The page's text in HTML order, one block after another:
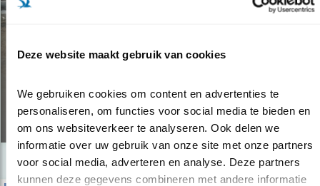
Deze website maakt gebruik van cookies
We gebruiken cookies om content en advertenties te
personaliseren, om functies voor social media te bieden en
om ons websiteverkeer te analyseren. Ook delen we
informatie over uw gebruik van onze site met onze partners
voor social media, adverteren en analyse. Deze partners
kunnen deze gegevens combineren met andere informatie
12 PLEKKEN OM
HUISZWALUWEN TE KIJKEN
07.05.18